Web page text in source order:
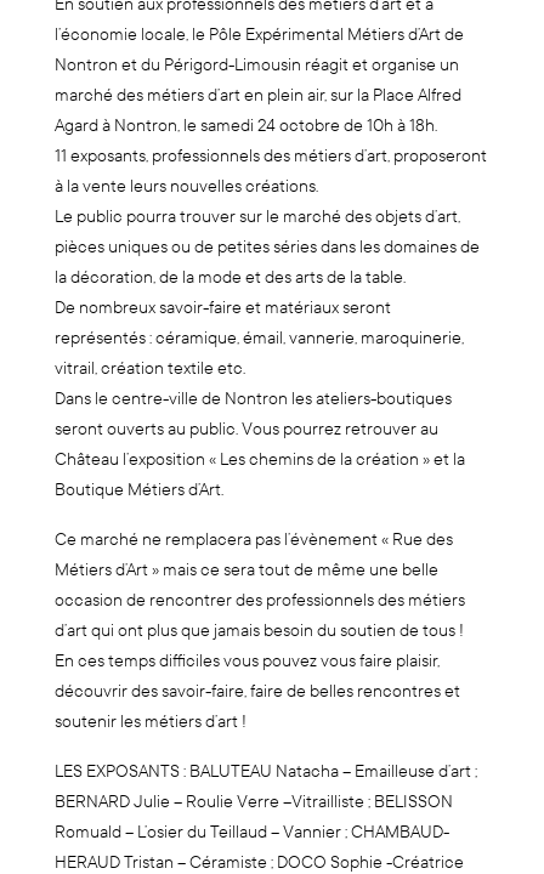
l’économie locale, le Pôle Expérimental Métiers d’Art de
Nontron et du Périgord-Limousin réagit et organise un
marché des métiers d’art en plein air, sur la Place Alfred
Agard à Nontron, le samedi 24 octobre de 10h à 18h.
11 exposants, professionnels des métiers d’art, proposeront
à la vente leurs nouvelles créations.
Le public pourra trouver sur le marché des objets d’art,
pièces uniques ou de petites séries dans les domaines de
la décoration, de la mode et des arts de la table.
De nombreux savoir-faire et matériaux seront
représentés : céramique, émail, vannerie, maroquinerie,
vitrail, création textile etc.
Dans le centre-ville de Nontron les ateliers-boutiques
seront ouverts au public. Vous pourrez retrouver au
Château l’exposition « Les chemins de la création » et la
Boutique Métiers d’Art.
Ce marché ne remplacera pas l’évènement « Rue des
Métiers d’Art » mais ce sera tout de même une belle
occasion de rencontrer des professionnels des métiers
d’art qui ont plus que jamais besoin du soutien de tous !
En ces temps difficiles vous pouvez vous faire plaisir,
découvrir des savoir-faire, faire de belles rencontres et
soutenir les métiers d’art !
LES EXPOSANTS : BALUTEAU Natacha – Emailleuse d’art ;
BERNARD Julie – Roulie Verre –Vitrailliste ; BELISSON
Romuald – L’osier du Teillaud – Vannier ; CHAMBAUD-
HERAUD Tristan – Céramiste ; DOCO Sophie -Créatrice